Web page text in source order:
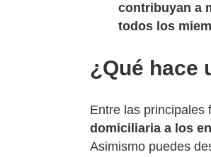
contribuyan a
todos los
¿Qué hace
Entre las principales
domiciliaria a los
Asimismo puedes